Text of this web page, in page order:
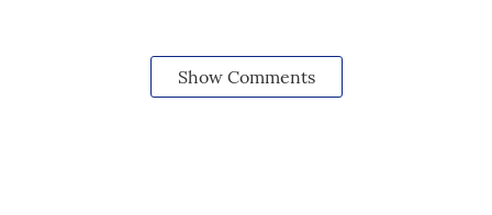
Show Comments